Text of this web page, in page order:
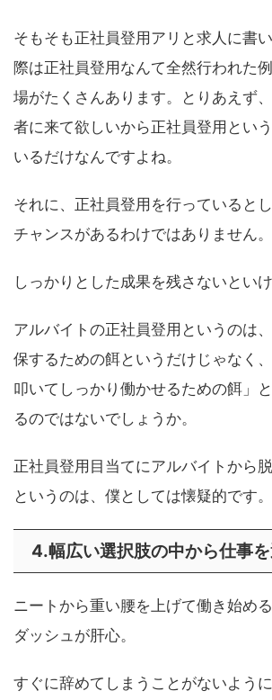
そもそも正社員登用アリと求人に書
際は正社員登用なんて全然行われた
場がたくさんあります。とりあえず
者に来て欲しいから正社員登用とい
いるだけなんですよね。
それに、正社員登用を行っていると
チャンスがあるわけではありません。
しっかりとした成果を残さないとい
アルバイトの正社員登用というのは
保するための餌というだけじゃなく
叩いてしっかり働かせるための餌」
るのではないでしょうか。
正社員登用目当てにアルバイトから
というのは、僕としては懐疑的です。
4.幅広い選択肢の中から仕事
ニートから重い腰を上げて働き始め
ダッシュが肝心。
すぐに辞めてしまうことがないよう